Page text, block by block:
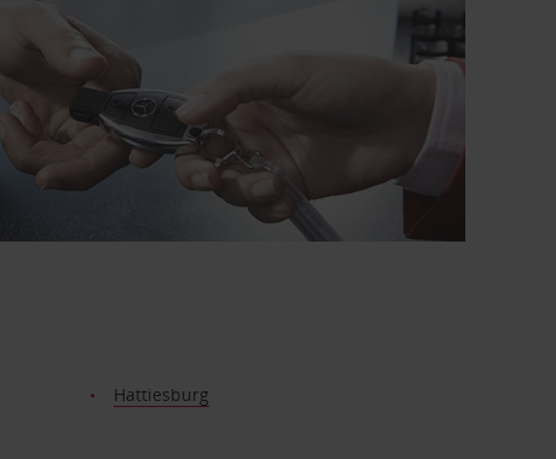
Hattiesburg